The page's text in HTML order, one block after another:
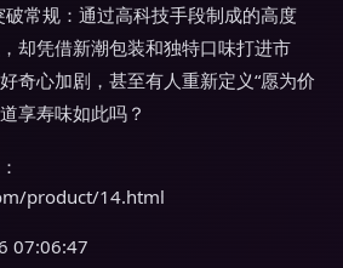
破常规：通过高科技手段制成的高度
却凭借新潮包装和独特口味打进市
奇心加剧，甚至有人重新定义“愿为价
享寿味如此吗？
product/14.html
07:06:47